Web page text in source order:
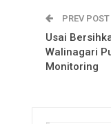
PREV POST
Usai
Walinagari
Monitoring